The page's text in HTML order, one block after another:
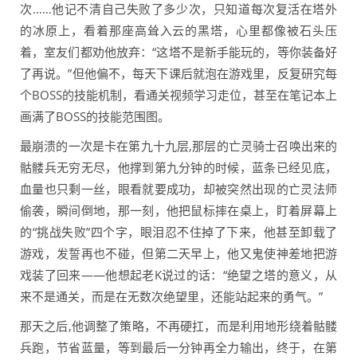
次……他记不清自己失败了多少次，只知道每次复活在塔外
的冰原上，看着那座高耸入云的黑塔，心里都像被石头压
着，室友们都劝他放弃：“这塔不是新手能玩的，等你装备好
了再说。”但他偏不，每天下课后就泡在游戏里，反复研究每
个BOSS的技能机制，看通关视频学习走位，甚至在笔记本上
画满了BOSS的技能范围图。
最崩溃的一次是卡在第九十九层,那层的亡灵骑士召唤出来的
骷髅兵无穷无尽，他撑到第九分钟的时候，蓝条已经见底，
血量也只剩一丝，眼看就要成功，却被突然出现的亡灵法师
偷袭，瞬间倒地，那一刻，他把鼠标摔在桌上，盯着屏幕上
的“挑战失败”四个字，眼泪忍不住掉了下来，他甚至卸载了
游戏，发誓再也不碰，但第二天早上，他又鬼使神差地把游
戏装了回来——他想起老K说过的话：“绝望之塔的意义，从
来不是通关，而是在无数次绝望里，还能站起来的勇气。”
那天之后,他调整了策略，不再硬扛，而是利用地形绕着骷髅
兵跑，节省蓝量，等到最后一分钟再全力输出，终于，在第